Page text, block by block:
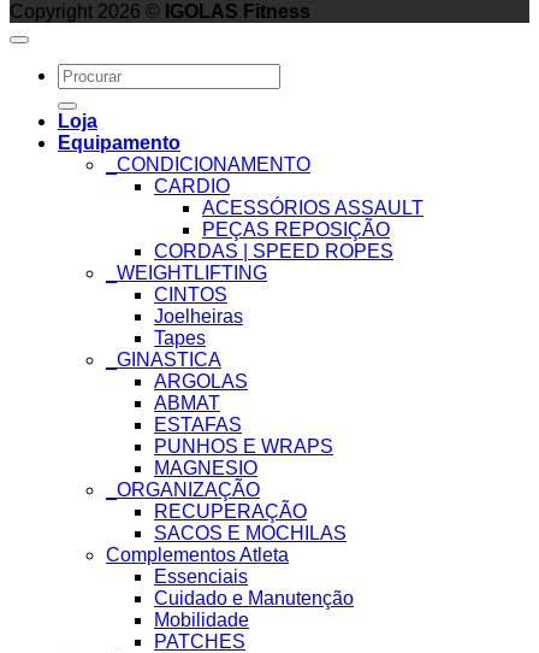
Copyright 2026 © IGOLAS Fitness
Search
for:
Loja
Equipamento
_CONDICIONAMENTO
CARDIO
ACESSÓRIOS ASSAULT
PEÇAS REPOSIÇÃO
CORDAS | SPEED ROPES
_WEIGHTLIFTING
CINTOS
Joelheiras
Tapes
_GINASTICA
ARGOLAS
ABMAT
ESTAFAS
PUNHOS E WRAPS
MAGNESIO
_ORGANIZAÇÃO
RECUPERAÇÃO
SACOS E MOCHILAS
Complementos Atleta
Essenciais
Cuidado e Manutenção
Mobilidade
PATCHES